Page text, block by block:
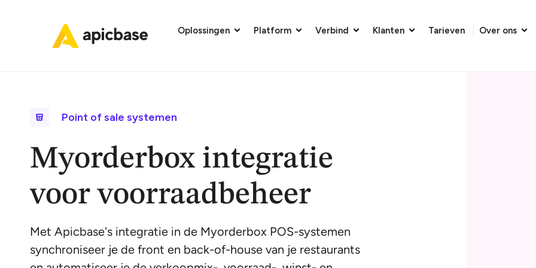
Oplossingen Platform Verbind Klanten Tarieven Over ons
Point of sale systemen
Myorderbox integratie
voor voorraadbeheer
Met Apicbase's integratie in de Myorderbox POS-systemen
synchroniseer je de front en back-of-house van je restaurants